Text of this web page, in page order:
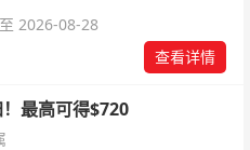
2026-08-28
查看详情
最高可得$720